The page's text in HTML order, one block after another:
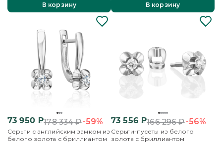
В корзину
В корзину
73 950₽178 334₽-59%
Серьги с английским замком из
белого золота с бриллиантом
73 556₽166 296₽-56%
Серьги-пусеты из белого
золота с бриллиантом